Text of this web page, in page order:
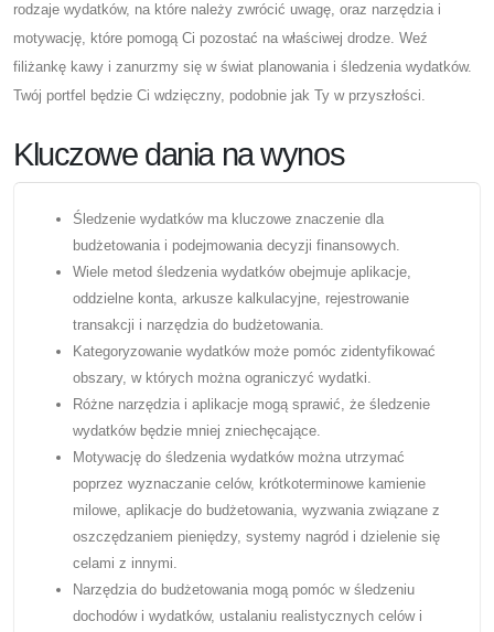
rodzaje wydatków, na które należy zwrócić uwagę, oraz narzędzia i
motywację, które pomogą Ci pozostać na właściwej drodze. Weź
filiżankę kawy i zanurzmy się w świat planowania i śledzenia wydatków.
Twój portfel będzie Ci wdzięczny, podobnie jak Ty w przyszłości.
Kluczowe dania na wynos
Śledzenie wydatków ma kluczowe znaczenie dla
budżetowania i podejmowania decyzji finansowych.
Wiele metod śledzenia wydatków obejmuje aplikacje,
oddzielne konta, arkusze kalkulacyjne, rejestrowanie
transakcji i narzędzia do budżetowania.
Kategoryzowanie wydatków może pomóc zidentyfikować
obszary, w których można ograniczyć wydatki.
Różne narzędzia i aplikacje mogą sprawić, że śledzenie
wydatków będzie mniej zniechęcające.
Motywację do śledzenia wydatków można utrzymać
poprzez wyznaczanie celów, krótkoterminowe kamienie
milowe, aplikacje do budżetowania, wyzwania związane z
oszczędzaniem pieniędzy, systemy nagród i dzielenie się
celami z innymi.
Narzędzia do budżetowania mogą pomóc w śledzeniu
dochodów i wydatków, ustalaniu realistycznych celów i